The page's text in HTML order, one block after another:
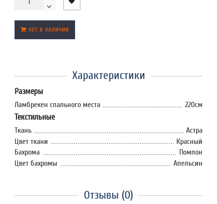
НЕТ В НАЛИЧИИ
Характеристики
Размеры
Ламбрекен спального места 220см
Текстильные
Ткань
Астра
Цвет ткани
Красный
Бахрома
Помпон
Цвет бахромы
Апельсин
Отзывы (0)